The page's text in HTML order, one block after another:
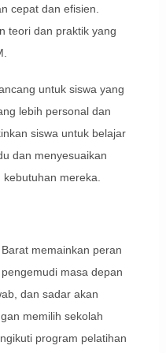
cepat dan efisien.
teori dan praktik yang
untuk siswa yang
lebih personal dan
siswa untuk belajar
dan menyesuaikan
mereka.
memainkan peran
masa depan
dan sadar akan
memilih sekolah
program pelatihan